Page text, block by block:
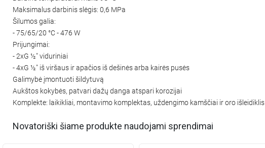
Maksimalus darbinis slėgis: 0,6 MPa
Šilumos galia:
- 75/65/20 °C - 476 W
Prijungimai:
- 2xG ½″ viduriniai
- 4xG ½″ iš viršaus ir apačios iš dešinės arba kairės pusės
Galimybė įmontuoti šildytuvą
Aukštos kokybės, patvari dažų danga atspari korozijai
Komplekte: laikikliai, montavimo komplektas, uždengimo kamščiai ir oro išleidiklis
Novatoriški šiame produkte naudojami sprendimai